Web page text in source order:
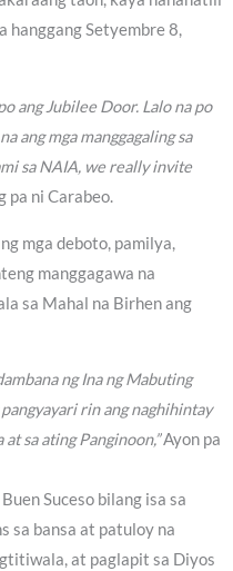
hanggang Setyembre 8,
ang Jubilee Door. Lalo na po
ang mga manggagaling sa
sa NAIA, we really invite
pa ni Carabeo.
mga deboto, pamilya,
manggagawa na
sa Mahal na Birhen ang
ng Ina ng Mabuting
rin ang naghihintay
sa ating Panginoon,”Ayon pa
Suceso bilang isa sa
sa bansa at patuloy na
at paglapit sa Diyos